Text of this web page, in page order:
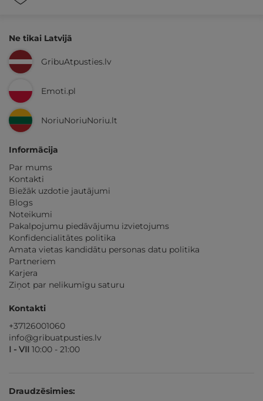
Ne tikai Latvijā
GribuAtpusties.lv
Emoti.pl
NoriuNoriuNoriu.lt
Informācija
Par mums
Kontakti
Biežāk uzdotie jautājumi
Blogs
Noteikumi
Pakalpojumu piedāvājumu izvietojums
Konfidencialitātes politika
Amata vietas kandidātu personas datu politika
Partneriem
Karjera
Ziņot par nelikumīgu saturu
Kontakti
+37126001060
info@gribuatpusties.lv
I - VII 10:00 - 21:00
Draudzēsimies: